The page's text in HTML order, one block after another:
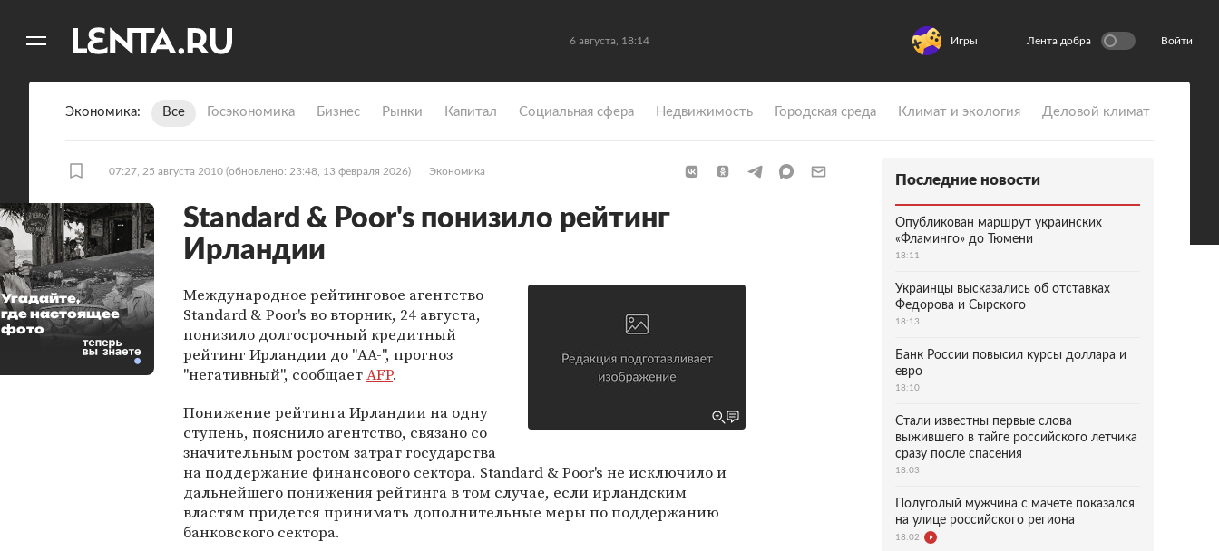
6 августа, 18:14 Игры Лента добра Войти
Экономика Все Госэкономика Бизнес Рынки Капитал Социальная сфера Недвижимость Городская среда Климат и экология Деловой климат
07:27, 25 августа 2010 (обновлено: 23:48, 13 февраля 2026) Экономика
Standard & Poor's понизило рейтинг
Ирландии
Международное рейтинговое агентство
Standard & Poor's во вторник, 24 августа,
понизило долгосрочный кредитный
рейтинг Ирландии до "AA-", прогноз
"негативный", сообщаетAFP.
Понижение рейтинга Ирландии на одну
ступень, пояснило агентство, связано со
значительным ростом затрат государства
на поддержание финансового сектора. Standard & Poor's не исключило и
дальнейшего понижения рейтинга в том случае, если ирландским
властям придется принимать дополнительные меры по поддержанию
банковского сектора.
Угадайте,
где настоящее
фото
Последние новости
Опубликован маршрут украинских
«Фламинго» до Тюмени
18:11
Украинцы высказались об отставках
Федорова и Сырского
18:13
Банк России повысил курсы доллара и
евро
18:10
Стали известны первые слова
выжившего в тайге российского летчика
сразу после спасения
18:03
Полуголый мужчина с мачете показался
на улице российского региона
18:02